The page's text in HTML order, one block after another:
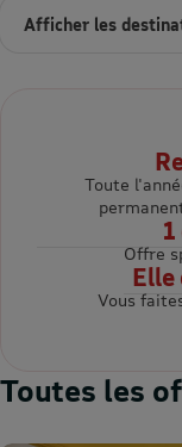
Afficher les
Toute
Offre
Elle
Vous
Toutes les